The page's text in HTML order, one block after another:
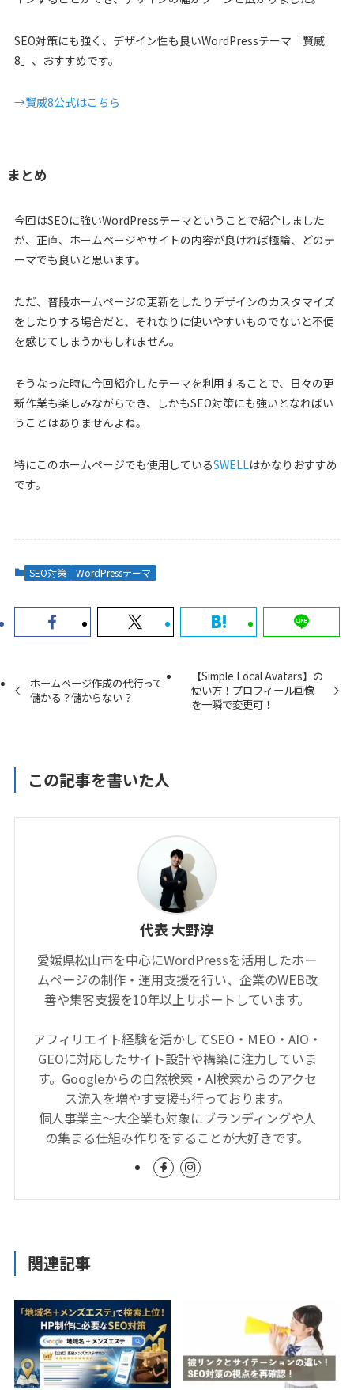
SEO対策にも強く、デザイン性も良いWordPressテーマ「賢威
8」、おすすめです。
→賢威8公式はこちら
まとめ
今回はSEOに強いWordPressテーマということで紹介しました
が、正直、ホームページやサイトの内容が良ければ極論、どのテ
ーマでも良いと思います。
ただ、普段ホームページの更新をしたりデザインのカスタマイズ
をしたりする場合だと、それなりに使いやすいものでないと不便
を感じてしまうかもしれません。
そうなった時に今回紹介したテーマを利用することで、日々の更
新作業も楽しみながらでき、しかもSEO対策にも強いとなればい
うことはありませんよね。
特にこのホームページでも使用しているSWELLはかなりおすすめ
です。
SEO対策 WordPressテーマ
ホームページ作成の代行って
儲かる？儲からない？
【Simple Local Avatars】の
使い方！プロフィール画像
を一瞬で変更可！
この記事を書いた人
代表 大野淳
愛媛県松山市を中心にWordPressを活用したホー
ムページの制作・運用支援を行い、企業のWEB改
善や集客支援を10年以上サポートしています。
アフィリエイト経験を活かしてSEO・MEO・AIO・
GEOに対応したサイト設計や構築に注力していま
す。Googleからの自然検索・AI検索からのアクセ
ス流入を増やす支援も行っております。
個人事業主〜大企業も対象にブランディングや人
の集まる仕組み作りをすることが大好きです。
関連記事